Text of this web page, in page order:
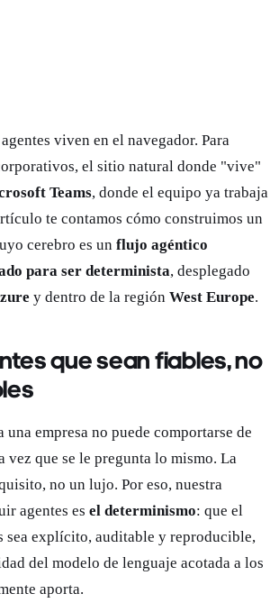
viven en el navegador. Para
el sitio natural donde "vive"
Teams, donde el equipo ya trabaja
te contamos cómo construimos un
cerebro es un flujo agéntico
para ser determinista, desplegado
y dentro de la región West Europe.
que sean fiables, no
empresa no puede comportarse de
vez que se le pregunta lo mismo. La
no un lujo. Por eso, nuestra
agentes es el determinismo: que el
sea explícito, auditable y reproducible,
del modelo de lenguaje acotada a los
aporta.